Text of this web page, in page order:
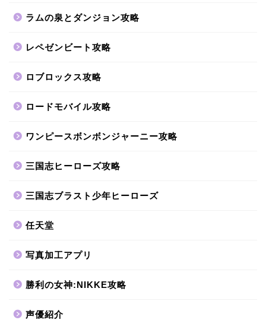
ラムの泉とダンジョン攻略
レペゼンビート攻略
ロブロックス攻略
ロードモバイル攻略
ワンピースボンボンジャーニー攻略
三国志ヒーローズ攻略
三国志ブラスト少年ヒーローズ
任天堂
写真加工アプリ
勝利の女神:NIKKE攻略
声優紹介